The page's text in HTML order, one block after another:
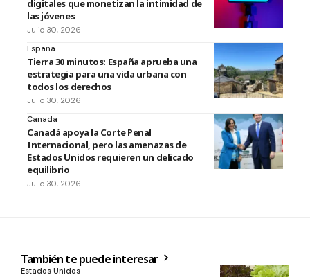
digitales que monetizan la intimidad de
las jóvenes
Julio 30, 2026
España
Tierra 30 minutos: España aprueba una
estrategia para una vida urbana con
todos los derechos
Julio 30, 2026
Canada
Canadá apoya la Corte Penal
Internacional, pero las amenazas de
Estados Unidos requieren un delicado
equilibrio
Julio 30, 2026
También te puede interesar
Estados Unidos